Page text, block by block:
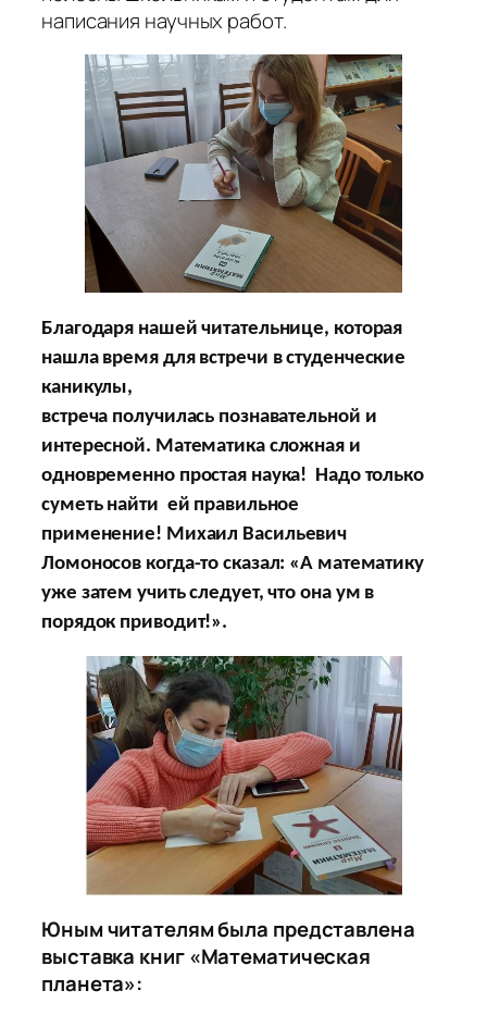
написания научных работ.
Благодаря нашей читательнице, которая
нашла время для встречи в студенческие
каникулы,
встреча получилась познавательной и
интересной. Математика сложная и
одновременно простая наука! Надо только
суметь найти ей правильное
применение! Михаил Васильевич
Ломоносов когда-то сказал: «А математику
уже затем учить следует, что она ум в
порядок приводит!».
Юным читателям была представлена
выставка книг «Математическая
планета»: